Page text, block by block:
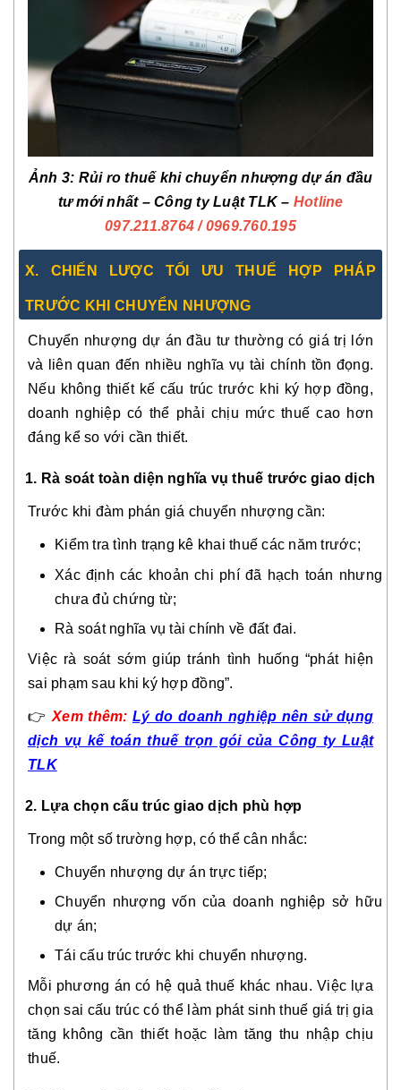
Ảnh 3: Rủi ro thuế khi chuyển nhượng dự án đầu
tư mới nhất – Công ty Luật TLK – Hotline
097.211.8764 / 0969.760.195
X. CHIẾN LƯỢC TỐI ƯU THUẾ HỢP PHÁP
TRƯỚC KHI CHUYỂN NHƯỢNG
Chuyển nhượng dự án đầu tư thường có giá trị lớn
và liên quan đến nhiều nghĩa vụ tài chính tồn đọng.
Nếu không thiết kế cấu trúc trước khi ký hợp đồng,
doanh nghiệp có thể phải chịu mức thuế cao hơn
đáng kể so với cần thiết.
1. Rà soát toàn diện nghĩa vụ thuế trước giao dịch
Trước khi đàm phán giá chuyển nhượng cần:
Kiểm tra tình trạng kê khai thuế các năm trước;
Xác định các khoản chi phí đã hạch toán nhưng
chưa đủ chứng từ;
Rà soát nghĩa vụ tài chính về đất đai.
Việc rà soát sớm giúp tránh tình huống “phát hiện
sai phạm sau khi ký hợp đồng”.
👉 Xem thêm: Lý do doanh nghiệp nên sử dụng
dịch vụ kế toán thuế trọn gói của Công ty Luật
TLK
2. Lựa chọn cấu trúc giao dịch phù hợp
Trong một số trường hợp, có thể cân nhắc:
Chuyển nhượng dự án trực tiếp;
Chuyển nhượng vốn của doanh nghiệp sở hữu
dự án;
Tái cấu trúc trước khi chuyển nhượng.
Mỗi phương án có hệ quả thuế khác nhau. Việc lựa
chọn sai cấu trúc có thể làm phát sinh thuế giá trị gia
tăng không cần thiết hoặc làm tăng thu nhập chịu
thuế.